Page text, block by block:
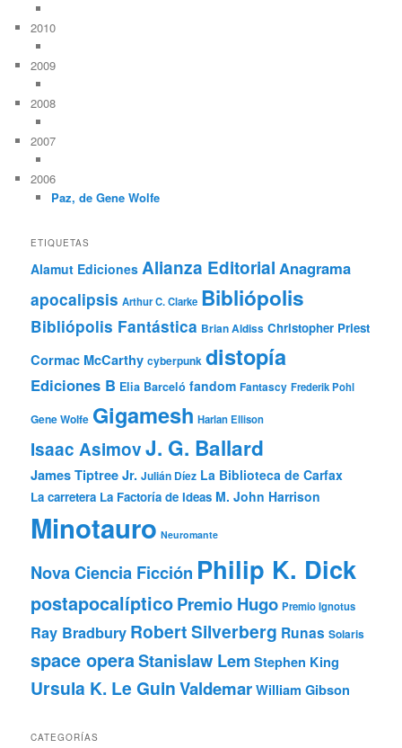
2010
2009
2008
2007
2006
Paz, de Gene Wolfe
ETIQUETAS
Alamut Ediciones Alianza Editorial Anagrama
apocalipsis Arthur C. Clarke Bibliópolis
Bibliópolis Fantástica Brian Aldiss Christopher Priest
Cormac McCarthy cyberpunk distopía
Ediciones B Elia Barceló fandom Fantascy Frederik Pohl
Gene Wolfe Gigamesh Harlan Ellison
Isaac AsimovJ. G. Ballard
James Tiptree Jr. Julián Díez La Biblioteca de Carfax
La carretera La Factoría de Ideas M. John Harrison
Minotauro Neuromante
Nova Ciencia Ficción Philip K. Dick
postapocalípticoPremio Hugo Premio Ignotus
Ray Bradbury Robert Silverberg Runas Solaris
space operaStanislaw Lem Stephen King
Ursula K. Le GuinValdemarWilliam Gibson
CATEGORÍAS